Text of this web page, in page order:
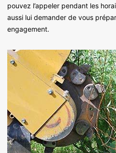
pouvez l’appeler pendant les
aussi lui demander de vous
engagement.